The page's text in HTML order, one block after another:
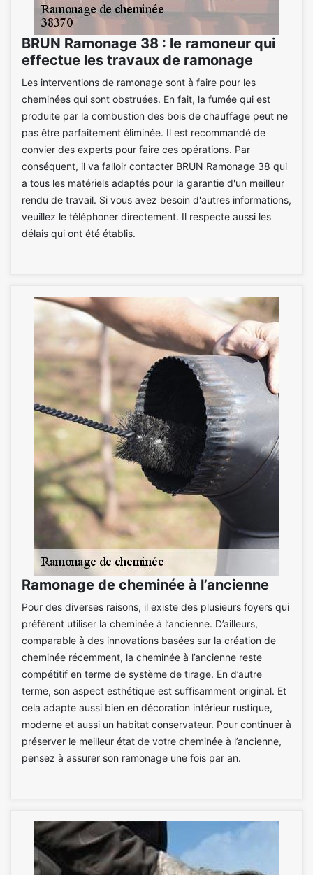
BRUN Ramonage 38 : le ramoneur qui
effectue les travaux de ramonage
Les interventions de ramonage sont à faire pour les
cheminées qui sont obstruées. En fait, la fumée qui est
produite par la combustion des bois de chauffage peut ne
pas être parfaitement éliminée. Il est recommandé de
convier des experts pour faire ces opérations. Par
conséquent, il va falloir contacter BRUN Ramonage 38 qui
a tous les matériels adaptés pour la garantie d'un meilleur
rendu de travail. Si vous avez besoin d'autres informations,
veuillez le téléphoner directement. Il respecte aussi les
délais qui ont été établis.
Ramonage de cheminée à l’ancienne
Pour des diverses raisons, il existe des plusieurs foyers qui
préfèrent utiliser la cheminée à l’ancienne. D’ailleurs,
comparable à des innovations basées sur la création de
cheminée récemment, la cheminée à l’ancienne reste
compétitif en terme de système de tirage. En d’autre
terme, son aspect esthétique est suffisamment original. Et
cela adapte aussi bien en décoration intérieur rustique,
moderne et aussi un habitat conservateur. Pour continuer à
préserver le meilleur état de votre cheminée à l’ancienne,
pensez à assurer son ramonage une fois par an.